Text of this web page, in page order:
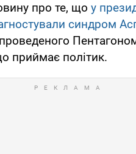
про те, що у
синдром
приймає політик.